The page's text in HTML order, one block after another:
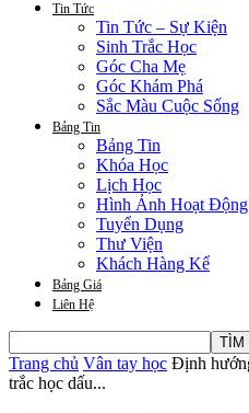
Tin Tức
Tin Tức – Sự Kiện
Sinh Trắc Học
Góc Cha Mẹ
Góc Khám Phá
Sắc Màu Cuộc Sống
Bảng Tin
Bảng Tin
Khóa Học
Lịch Học
Hình Ảnh Hoạt Động
Tuyển Dụng
Thư Viện
Khách Hàng Kể
Bảng Giá
Liên Hệ
Trang chủ Vân tay học Định
trắc học dấu...